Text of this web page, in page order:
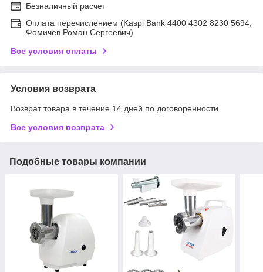
Безналичный расчет
Оплата перечислением (Kaspi Bank 4400 4302 8230 5694,
Фомичев Роман Сергеевич)
Все условия оплаты
Условия возврата
Возврат товара в течение 14 дней по договоренности
Все условия возврата
Подобные товары компании